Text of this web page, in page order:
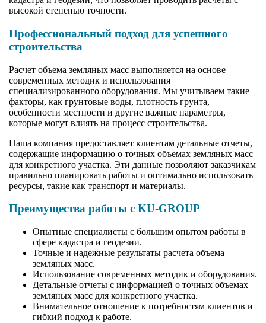
высокой степенью точности.
Профессиональный подход для успешного
строительства
Расчет объема земляных масс выполняется на основе
современных методик и использования
специализированного оборудования. Мы учитываем такие
факторы, как грунтовые воды, плотность грунта,
особенности местности и другие важные параметры,
которые могут влиять на процесс строительства.
Наша компания предоставляет клиентам детальные отчеты,
содержащие информацию о точных объемах земляных масс
для конкретного участка. Эти данные позволяют заказчикам
правильно планировать работы и оптимально использовать
ресурсы, такие как транспорт и материалы.
Преимущества работы с KU-GROUP
Опытные специалисты с большим опытом работы в
сфере кадастра и геодезии.
Точные и надежные результаты расчета объема
земляных масс.
Использование современных методик и оборудования.
Детальные отчеты с информацией о точных объемах
земляных масс для конкретного участка.
Внимательное отношение к потребностям клиентов и
гибкий подход к работе.